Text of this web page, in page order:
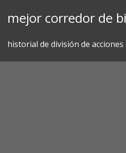
mejor corredor de
historial de división de acciones